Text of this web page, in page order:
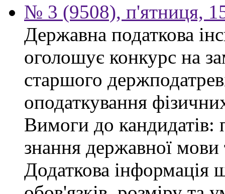
№ 3 (9508), п'ятниця,
Державна податкова
оголошує конкурс на
старшого
оподаткування
Вимоги до кандидатів:
знання державної
Додаткова інформація